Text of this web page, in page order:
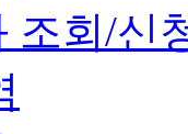
조회/신